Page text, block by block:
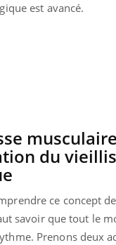
est avancé.
du
ce concept de
savoir que tout le
Prenons deux